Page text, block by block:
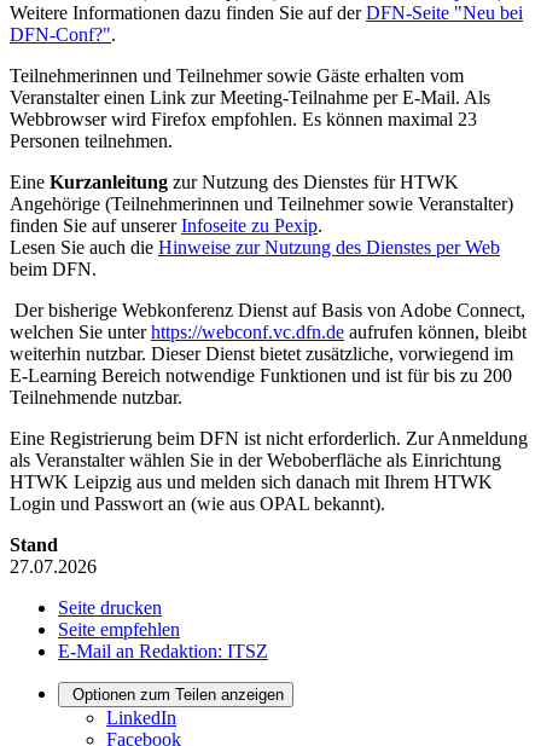
Weitere Informationen dazu finden Sie auf derDFN-Seite "Neu bei
DFN-Conf?".
Teilnehmerinnen und Teilnehmer sowie Gäste erhalten vom
Veranstalter einen Link zur Meeting-Teilnahme per E-Mail. Als
Webbrowser wird Firefox empfohlen. Es können maximal 23
Personen teilnehmen.
Eine Kurzanleitung zur Nutzung des Dienstes für HTWK
Angehörige (Teilnehmerinnen und Teilnehmer sowie Veranstalter)
finden Sie auf unsererInfoseite zu Pexip.
Lesen Sie auch die Hinweise zur Nutzung des Dienstes per Web
beim DFN.
Der bisherige Webkonferenz Dienst auf Basis von Adobe Connect,
welchen Sie unterhttps://webconf.vc.dfn.de aufrufen können, bleibt
weiterhin nutzbar. Dieser Dienst bietet zusätzliche, vorwiegend im
E-Learning Bereich notwendige Funktionen und ist für bis zu 200
Teilnehmende nutzbar.
Eine Registrierung beim DFN ist nicht erforderlich. Zur Anmeldung
als Veranstalter wählen Sie in der Weboberfläche als Einrichtung
HTWK Leipzig aus und melden sich danach mit Ihrem HTWK
Login und Passwort an (wie aus OPAL bekannt).
Stand
27.07.2026
Seite drucken
Seite empfehlen
E-Mail an Redaktion: ITSZ
Optionen zum Teilen anzeigen
LinkedIn
Facebook